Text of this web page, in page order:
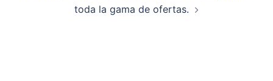
toda la gama de ofertas.